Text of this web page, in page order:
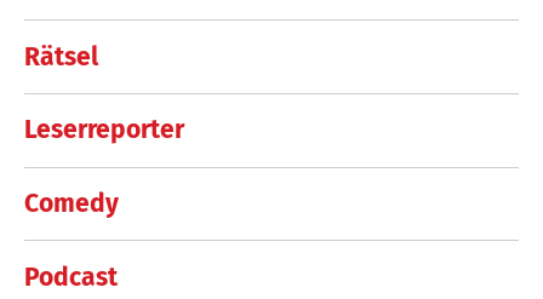
Rätsel
Leserreporter
Comedy
Podcast